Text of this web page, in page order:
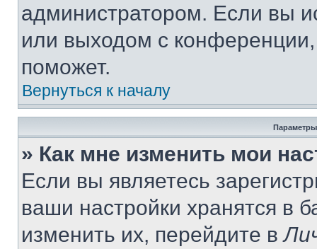
администратором. Если вы
или выходом с
поможет.
Вернуться к началу
Параметры
» Как мне изменить мои
Если вы являетесь
ваши настройки хранятся в
изменить их, перейдите в